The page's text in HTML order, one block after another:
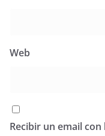
Web
Recibir un email